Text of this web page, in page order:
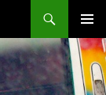
MENU